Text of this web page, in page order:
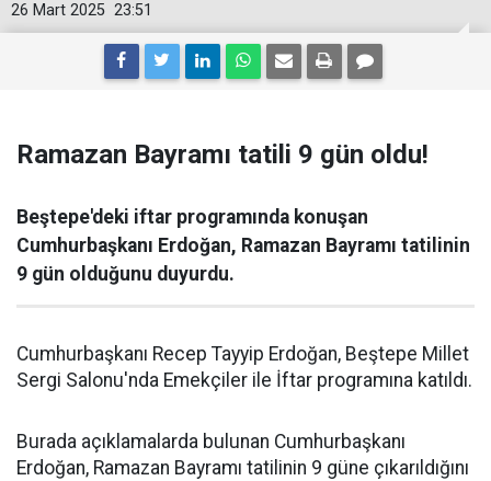
23:51
26 Mart 2025
Ramazan Bayramı tatili 9 gün oldu!
Beştepe'deki iftar programında konuşan
Cumhurbaşkanı Erdoğan, Ramazan Bayramı tatilinin
9 gün olduğunu duyurdu.
Cumhurbaşkanı Recep Tayyip Erdoğan, Beştepe Millet
Sergi Salonu'nda Emekçiler ile İftar programına katıldı.
Burada açıklamalarda bulunan Cumhurbaşkanı
Erdoğan, Ramazan Bayramı tatilinin 9 güne çıkarıldığını